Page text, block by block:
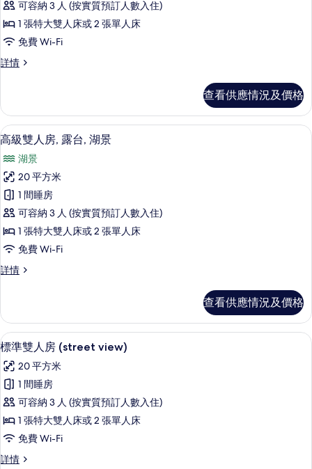
通
開
放
式
房,
露
台,
湖
景
的
相
片
可容納 3 人 (按實質預訂人數入住)
1 張特大雙人床或 2 張單人床
免費 Wi-Fi
詳情
普
式
套
房,
台,
湖
景
詳
情
查看供應情況及價格
載
入
所
有
高
級
雙
人
房,
台,
湖
景
的
相
片
高級雙人房, 露台, 湖景 | 防敏寢具、
9
高級雙人房, 露台, 湖景
湖景
20 平方米
1 間睡房
可容納 3 人 (按實質預訂人數入住)
1 張特大雙人床或 2 張單人床
免費 Wi-Fi
詳情
高
房,
露
台,
景
詳
查看供應情況及價格
載
入
所
有
標
準
雙
標準雙人房 (street view) | 防敏寢具、
4
標準雙人房 (street view)
20 平方米
1 間睡房
可容納 3 人 (按實質預訂人數入住)
1 張特大雙人床或 2 張單人床
免費 Wi-Fi
詳情
標